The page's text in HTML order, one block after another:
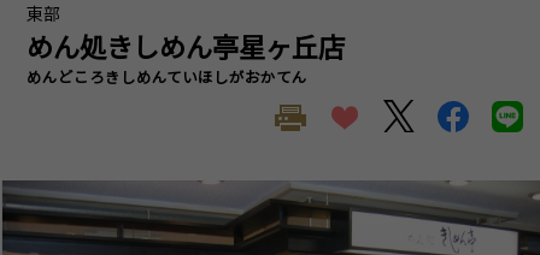
東部
めん処きしめん亭星ヶ丘店
めんどころきしめんていほしがおかてん